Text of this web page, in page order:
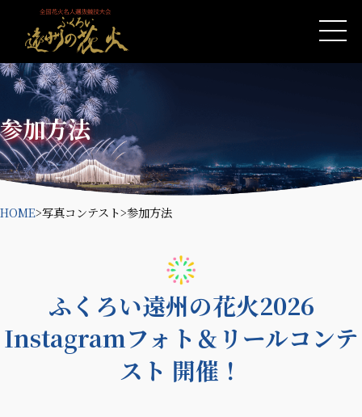
参加方法
HOME>写真コンテスト>参加方法
ふくろい遠州の花火2026
Instagramフォト＆リールコンテ
スト 開催！